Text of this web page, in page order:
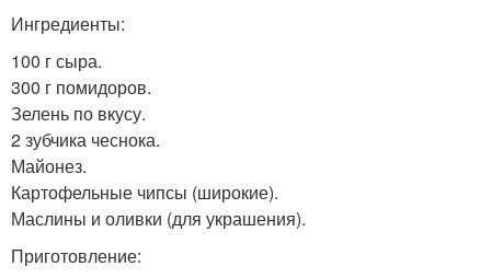
Ингредиенты:
100 г сыра.
300 г помидоров.
Зелень по вкусу.
2 зубчика чеснока.
Майонез.
Картофельные чипсы (широкие).
Маслины и оливки (для украшения).
Приготовление: